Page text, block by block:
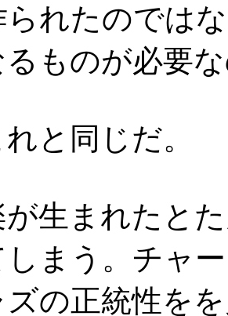
れたのでは
ものが必要
と同じだ。
生まれたと
まう。チャ
の正統性を